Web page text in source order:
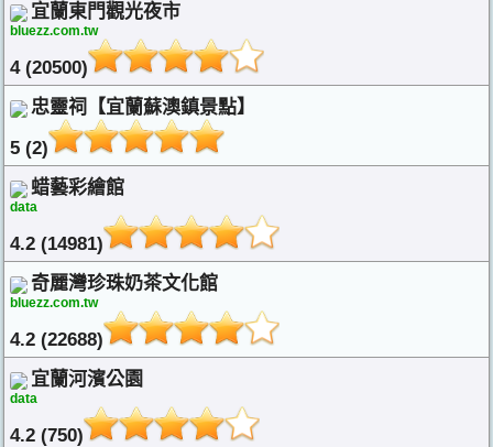
宜蘭東門觀光夜市
bluezz.com.tw
4 (20500)
忠靈祠【宜蘭蘇澳鎮景點】
5 (2)
蜡藝彩繪館
data
4.2 (14981)
奇麗灣珍珠奶茶文化館
bluezz.com.tw
4.2 (22688)
宜蘭河濱公園
data
4.2 (750)